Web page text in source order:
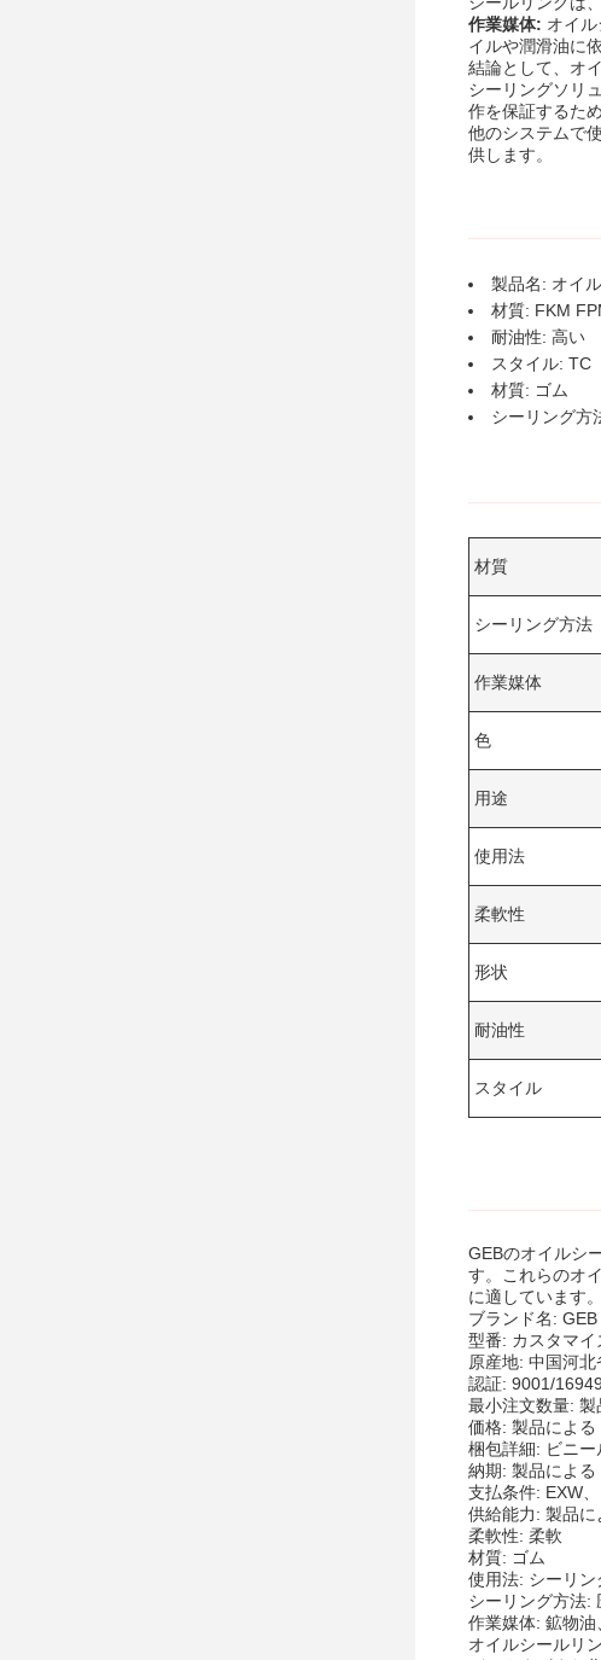
作業媒体: オイ
イルや潤滑油に
結論として、オ
シーリングソリ
作を保証するた
他のシステムで
供します。
製品名: オイ
材質: FKM
耐油性: 高い
スタイル: TC
材質: ゴム
シーリング方
材質
シーリング方法
作業媒体
色
用途
使用法
柔軟性
形状
耐油性
スタイル
GEBのオイルシ
す。これらのオ
に適しています。
ブランド名: GEB
型番: カスタマイ
原産地: 中国河北
認証: 9001/16949
最小注文数量: 製
価格: 製品による
梱包詳細: ビニ
納期: 製品による
支払条件: EXW
供給能力: 製品に
柔軟性: 柔軟
材質: ゴム
使用法: シーリン
シーリング方法:
作業媒体: 鉱物油
オイルシールリ